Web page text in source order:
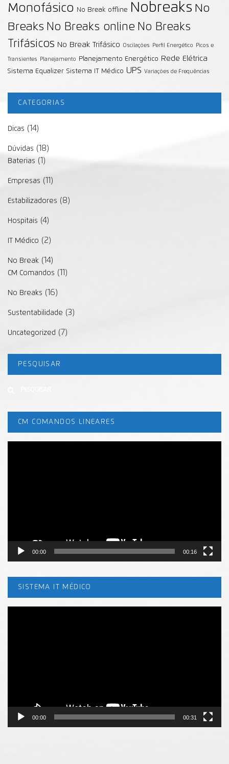
Monofásico
No Break offline Nobreaks No
Breaks No Breaks online No Breaks
Trifásicos No Break Trifásico Oscilações Perfil Energético Picos e
Transientes Planejamento Planejamento Energético Rede Elétrica
Sistema Equalizer Sistema IT Médico UPS Variações de Frequências
CATEGORIAS
Dicas (14)
Dúvidas (18)
Baterias (1)
Empresas (11)
Estabilizadores (8)
Hospitais (4)
IT Médico (2)
No Break (14)
CM Comandos (11)
No Breaks (16)
Sustentabilidade (3)
Uncategorized (7)
PESQUISAR
CM COMANDOS LINEARES
00:00 00:16
SISTEMA IT MÉDICO
00:00 00:31